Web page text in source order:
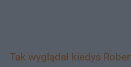
Tak wyglądał kiedyś